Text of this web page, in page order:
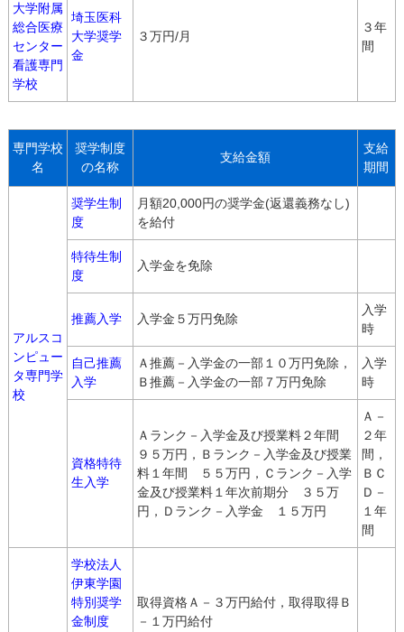
大学附属
総合医療
センター
看護専門
学校
埼玉医科
大学奨学
金
３万円/月
３年
間
専門学校
名
奨学制度
の名称
支給金額
支給
期間
アルスコ
ンピュー
タ専門学
校
奨学生制
度
月額20,000円の奨学金(返還義務なし)
を給付
特待生制
度
入学金を免除
推薦入学 入学金５万円免除
入学
時
自己推薦
入学
Ａ推薦－入学金の一部１０万円免除，
Ｂ推薦－入学金の一部７万円免除
入学
時
資格特待
生入学
Ａランク－入学金及び授業料２年間
９５万円，Ｂランク－入学金及び授業
料１年間 ５５万円，Ｃランク－入学
金及び授業料１年次前期分 ３５万
円，Ｄランク－入学金 １５万円
Ａ－
２年
間，
ＢＣ
Ｄ－
１年
間
学校法人
伊東学園
特別奨学
金制度
取得資格Ａ－３万円給付，取得取得Ｂ
－１万円給付